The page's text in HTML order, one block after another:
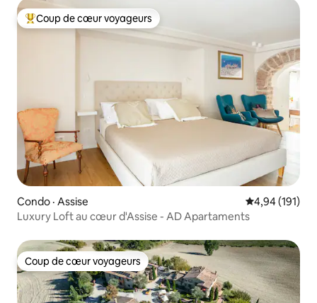
Coup de cœur voyageurs parmi les plus aimés
Coup de cœur voyageurs
Condo · Assise Note
4,94 (191)
Luxury Loft au cœur d'Assise - AD Apartaments
Coup de cœur voyageurs
Coup de cœur voyageurs